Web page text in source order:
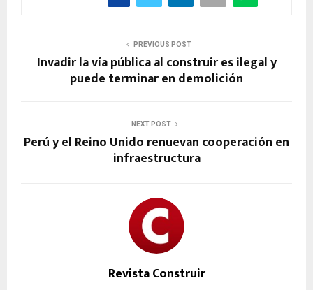
PREVIOUS POST
Invadir la vía pública al construir es ilegal y
puede terminar en demolición
NEXT POST
Perú y el Reino Unido renuevan cooperación en
infraestructura
Revista Construir